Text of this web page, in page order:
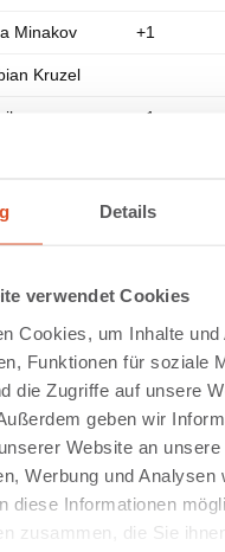
Details
verwendet Cookies
Cookies, um Inhalte und
Funktionen für soziale
die Zugriffe auf unsere
geben wir
Website an
Werbung und Analysen
diese Informationen
zusammen, die Sie
Minakov +1
Kruzel
+1
Wedi
Kemper
Berger